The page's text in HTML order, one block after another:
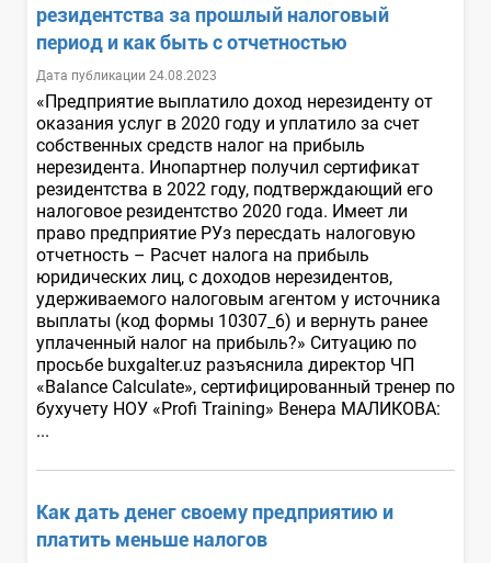
резидентства за прошлый налоговый
период и как быть с отчетностью
Дата публикации 24.08.2023
«Предприятие выплатило доход нерезиденту от
оказания услуг в 2020 году и уплатило за счет
собственных средств налог на прибыль
нерезидента. Инопартнер получил сертификат
резидентства в 2022 году, подтверждающий его
налоговое резидентство 2020 года. Имеет ли
право предприятие РУз пересдать налоговую
отчетность – Расчет налога на прибыль
юридических лиц, с доходов нерезидентов,
удерживаемого налоговым агентом у источника
выплаты (код формы 10307_6) и вернуть ранее
уплаченный налог на прибыль?» Ситуацию по
просьбе buxgalter.uz разъяснила директор ЧП
«Balance Calculate», сертифицированный тренер по
бухучету НОУ «Profi Training» Венера МАЛИКОВА:
...
Как дать денег своему предприятию и
платить меньше налогов